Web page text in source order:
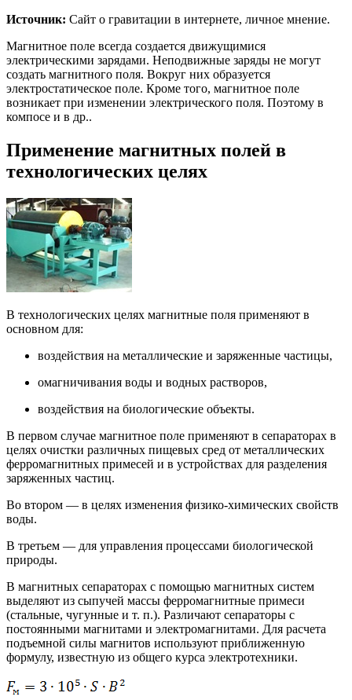
Источник: Сайт о гравитации в интернете, личное мнение.
Магнитное поле всегда создается движущимися
электрическими зарядами. Неподвижные заряды не могут
создать магнитного поля. Вокруг них образуется
электростатическое поле. Кроме того, магнитное поле
возникает при изменении электрического поля. Поэтому в
компосе и в др..
Применение магнитных полей в
технологических целях
В технологических целях магнитные поля применяют в
основном для:
воздействия на металлические и заряженные частицы,
омагничивания воды и водных растворов,
воздействия на биологические объекты.
В первом случае магнитное поле применяют в сепараторах в
целях очистки различных пищевых сред от металлических
ферромагнитных примесей и в устройствах для разделения
заряженных частиц.
Во втором — в целях изменения физико-химических свойств
воды.
В третьем — для управления процессами биологической
природы.
В магнитных сепараторах с помощью магнитных систем
выделяют из сыпучей массы ферромагнитные примеси
(стальные, чугунные и т. п.). Различают сепараторы с
постоянными магнитами и электромагнитами. Для расчета
подъемной силы магнитов используют приближенную
формулу, известную из общего курса электротехники.